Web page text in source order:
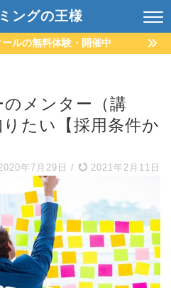
ングの王様
ルの無料体験・開催中
メンター（講
たい【採用条件か
年7月29日 / 2021年2月11日